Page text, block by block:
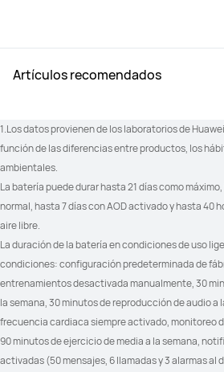
Golf (modos de campo de prácticas
Golf (distancia en tiempo real a los
obstáculos)
Golf (mapas de campos ampliables)
Artículos recomendados
1.Los datos provienen de los laboratorios de
función de las diferencias entre productos, los
ambientales.
La batería puede durar hasta 21 días como
normal, hasta 7 días con AOD activado y hasta 40
aire libre.
La duración de la batería en condiciones de uso
condiciones: configuración predeterminada de
entrenamientos desactivada manualmente, 30
la semana, 30 minutos de reproducción de audio a
frecuencia cardiaca siempre activado, monitoreo
90 minutos de ejercicio de media a la semana,
activadas (50 mensajes, 6 llamadas y 3 alarmas al